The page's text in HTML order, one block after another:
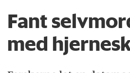
Fant
med